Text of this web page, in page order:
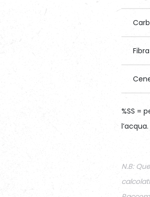
Fibra
%SS =
l’acqua.
N.B: